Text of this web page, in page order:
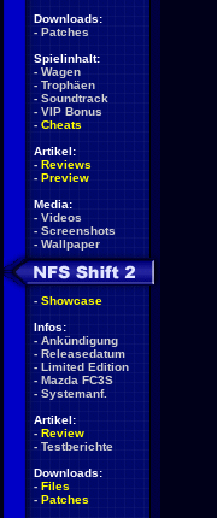
Downloads:
- Patches
Spielinhalt:
- Wagen
- Trophäen
- Soundtrack
- VIP Bonus
- Cheats
Artikel:
- Reviews
- Preview
Media:
- Videos
- Screenshots
- Wallpaper
- Showcase
Infos:
- Ankündigung
- Releasedatum
- Limited Edition
- Mazda FC3S
- Systemanf.
Artikel:
- Review
- Testberichte
Downloads:
- Files
- Patches